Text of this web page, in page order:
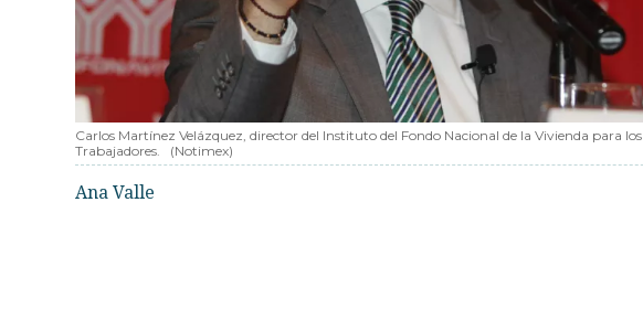
Carlos Martínez Velázquez, director del Instituto del Fondo Nacional de la Vivienda para los
Trabajadores.
(Notimex)
Ana Valle